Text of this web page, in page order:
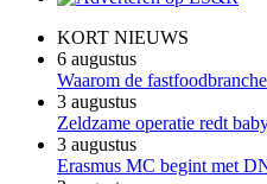
KORT NIEUWS
6 augustus
Waarom de
3 augustus
Zeldzame operatie redt
3 augustus
Erasmus MC begint met